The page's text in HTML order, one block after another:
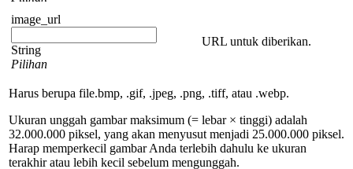
image_url
String
Pilihan
URL untuk diberikan.
Harus berupa file.bmp, .gif, .jpeg, .png, .tiff, atau .webp.
Ukuran unggah gambar maksimum (= lebar × tinggi) adalah
32.000.000 piksel, yang akan menyusut menjadi 25.000.000 piksel.
Harap memperkecil gambar Anda terlebih dahulu ke ukuran
terakhir atau lebih kecil sebelum mengunggah.